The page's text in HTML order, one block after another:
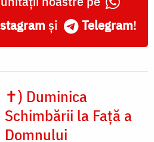
și Telegram!
✝) Duminica
Schimbării la Față a
Domnului